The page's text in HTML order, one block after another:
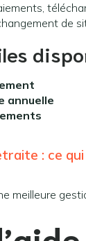
de
annuelle
: ce
meilleure